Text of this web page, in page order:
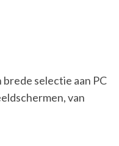
selectie aan PC
van